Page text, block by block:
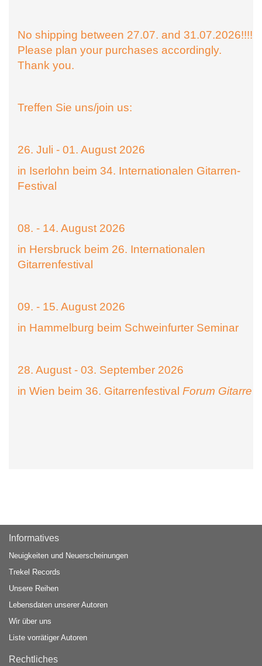
No shipping between 27.07. and 31.07.2026!!!!
Please plan your purchases accordingly.
Thank you.
Treffen Sie uns/join us:
26. Juli - 01. August 2026
in Iserlohn beim 34. Internationalen Gitarren-
Festival
08. - 14. August 2026
in Hersbruck beim 26. Internationalen
Gitarrenfestival
09. - 15. August 2026
in Hammelburg beim Schweinfurter Seminar
28. August - 03. September 2026
in Wien beim 36. Gitarrenfestival Forum Gitarre
Informatives
Neuigkeiten und Neuerscheinungen
Trekel Records
Unsere Reihen
Lebensdaten unserer Autoren
Wir über uns
Liste vorrätiger Autoren
Rechtliches